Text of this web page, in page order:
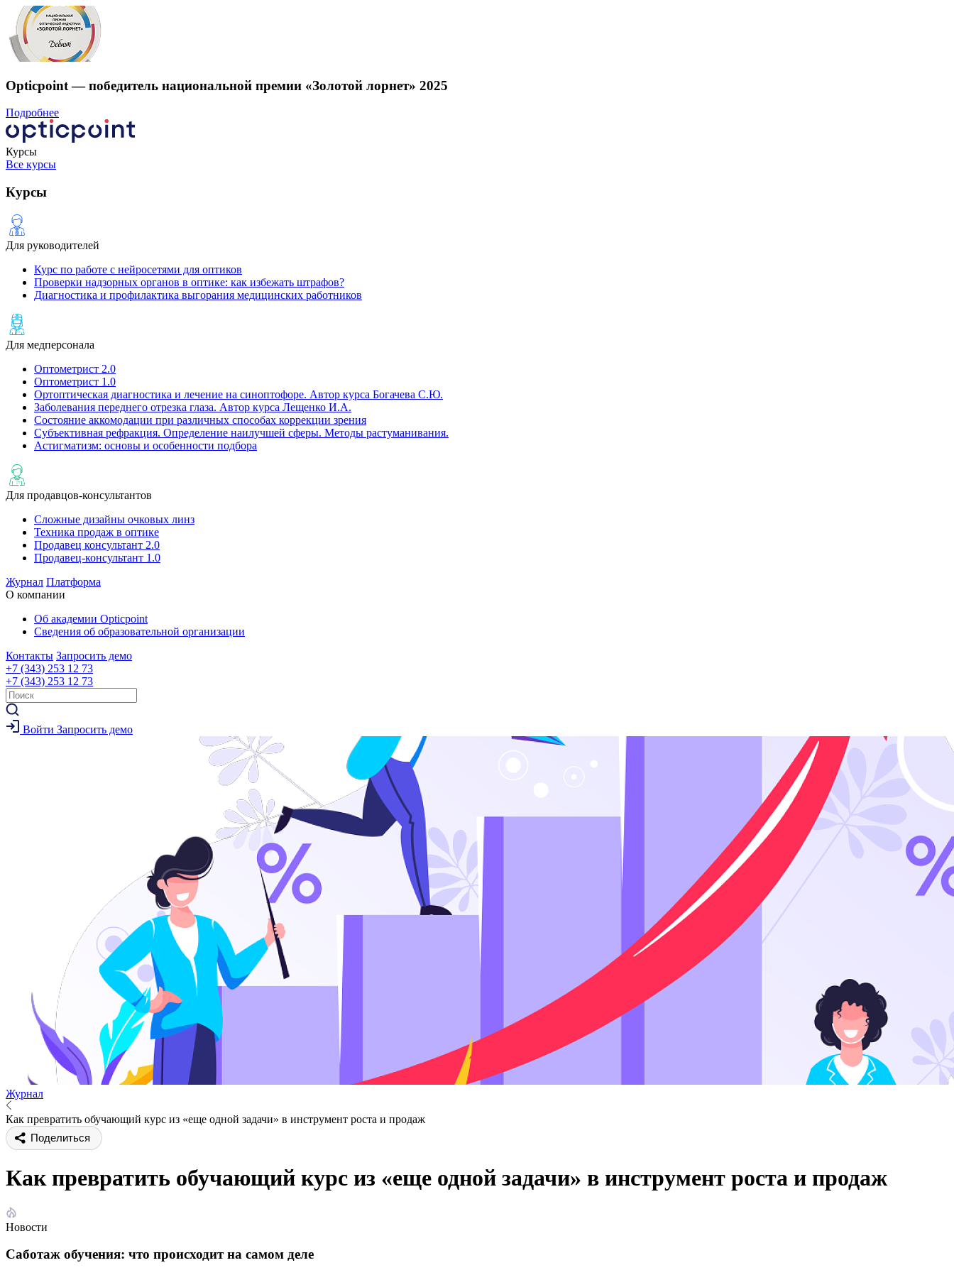
Opticpoint — победитель национальной премии «Золотой лорнет» 2025
Подробнее
Курсы
Все курсы
Курсы
Для руководителей
Курс по работе с нейросетями для оптиков
Проверки надзорных органов в оптике: как избежать штрафов?
Диагностика и профилактика выгорания медицинских работников
Для медперсонала
Оптометрист 2.0
Оптометрист 1.0
Ортоптическая диагностика и лечение на cиноптофоре. Автор курса Богачева С.Ю.
Заболевания переднего отрезка глаза. Автор курса Лещенко И.А.
Состояние аккомодации при различных способах коррекции зрения
Субъективная рефракция. Определение наилучшей сферы. Методы растуманивания.
Астигматизм: основы и особенности подбора
Для продавцов-консультантов
Сложные дизайны очковых линз
Техника продаж в оптике
Продавец консультант 2.0
Продавец-консультант 1.0
Журнал Платформа
О компании
Об академии Opticpoint
Сведения об образовательной организации
Контакты Запросить демо
+7 (343) 253 12 73
+7 (343) 253 12 73
Войти Запросить демо
Журнал
Как превратить обучающий курс из «еще одной задачи» в инструмент роста и продаж
Поделиться
Как превратить обучающий курс из «еще одной задачи» в инструмент роста и продаж
Новости
Саботаж обучения: что происходит на самом деле